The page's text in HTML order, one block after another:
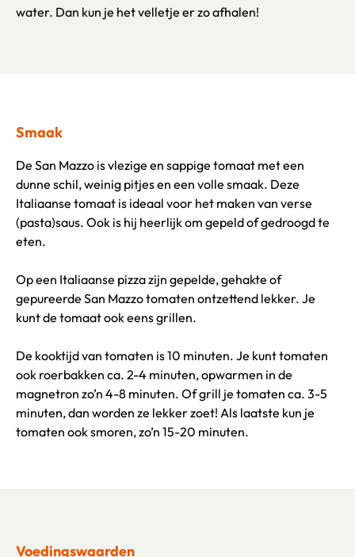
water. Dan kun je het velletje er zo afhalen!
Smaak
De San Mazzo is vlezige en sappige tomaat met een
dunne schil, weinig pitjes en een volle smaak. Deze
Italiaanse tomaat is ideaal voor het maken van verse
(pasta)saus. Ook is hij heerlijk om gepeld of gedroogd te
eten.
Op een Italiaanse pizza zijn gepelde, gehakte of
gepureerde San Mazzo tomaten ontzettend lekker. Je
kunt de tomaat ook eens grillen.
De kooktijd van tomaten is 10 minuten. Je kunt tomaten
ook roerbakken ca. 2-4 minuten, opwarmen in de
magnetron zo’n 4-8 minuten. Of grill je tomaten ca. 3-5
minuten, dan worden ze lekker zoet! Als laatste kun je
tomaten ook smoren, zo’n 15-20 minuten.
Voedingswaarden